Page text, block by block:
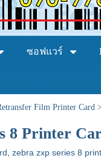
ซอฟแวร์
Film Printer Card>
8 Printer
,zebra zxp series 8